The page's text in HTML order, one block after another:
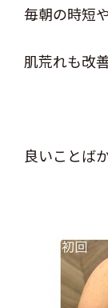
毎朝の時短
肌荒れも改
良いことば